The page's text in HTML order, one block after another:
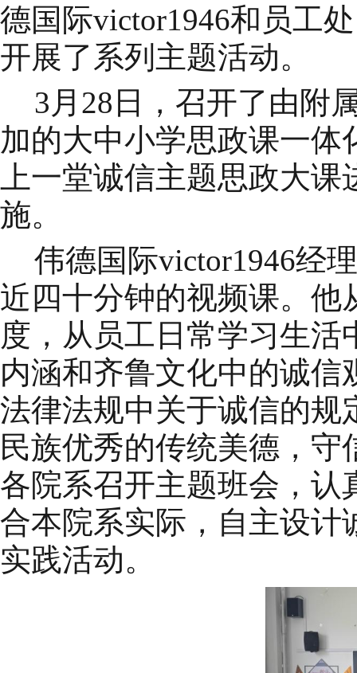
德国际victor1946和员工
开展了系列主题活动。
3月28日， 召开了由附
加的大中小学思政课一体
上一堂诚信主题思政大
施。
伟德国际victor1946经
近四十分钟的视频课。他
度，从员工日常学习生
内涵和齐鲁文化中的诚信
法律法规中关于诚信的规
民族优秀的传统美德，
各院系召开主题班会，认
合本院系实际，自主设计
实践活动。